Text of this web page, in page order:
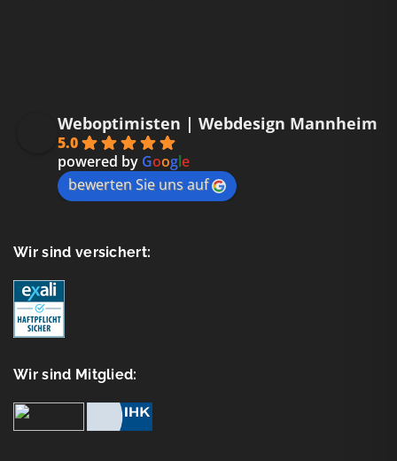
Weboptimisten | Webdesign Mannheim
5.0
powered by Google
bewerten Sie uns auf
Wir sind versichert:
Wir sind Mitglied: